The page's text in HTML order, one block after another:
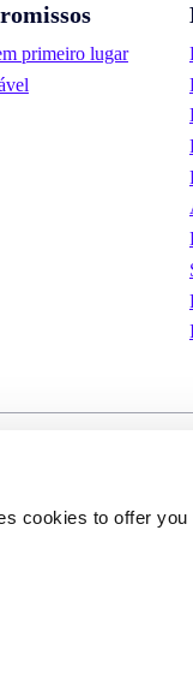
cookies to offer
primeiro lugar